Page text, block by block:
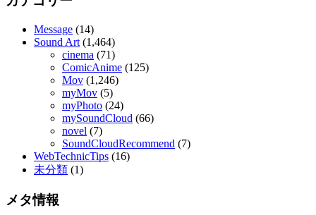
Message (14)
Sound Art (1,464)
cinema (71)
ComicAnime (125)
Mov (1,246)
myMov (5)
myPhoto (24)
mySoundCloud (66)
novel (7)
SoundCloudRecommend (7)
WebTechnicTips (16)
未分類 (1)
メタ情報